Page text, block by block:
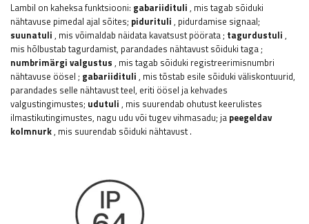
Lambil on kaheksa funktsiooni: gabariidituli , mis tagab sõiduki
nähtavuse pimedal ajal sõites; pidurituli , pidurdamise signaal;
suunatuli , mis võimaldab näidata kavatsust pöörata; tagurdustuli ,
mis hõlbustab tagurdamist, parandades nähtavust sõiduki taga;
numbrimärgi valgustus , mis tagab sõiduki registreerimisnumbri
nähtavuse öösel ; gabariidituli , mis tõstab esile sõiduki väliskontuurid,
parandades selle nähtavust teel, eriti öösel ja kehvades
valgustingimustes; udutuli , mis suurendab ohutust keerulistes
ilmastikutingimustes, nagu udu või tugev vihmasadu; ja peegeldav
kolmnurk, mis suurendab sõiduki nähtavust.